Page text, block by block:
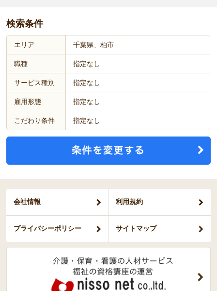
検索条件
エリア 千葉県、柏市
職種 指定なし
サービス種別 指定なし
雇用形態 指定なし
こだわり条件 指定なし
会社情報 利用規約
プライバシーポリシー サイトマップ